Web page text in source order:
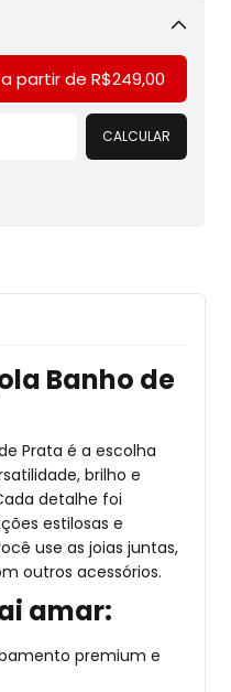
partir de R$249,00
CALCULAR
Banho de
Prata é a escolha
brilho e
detalhe foi
estilosas e
use as joias juntas,
outros acessórios.
amar:
premium e